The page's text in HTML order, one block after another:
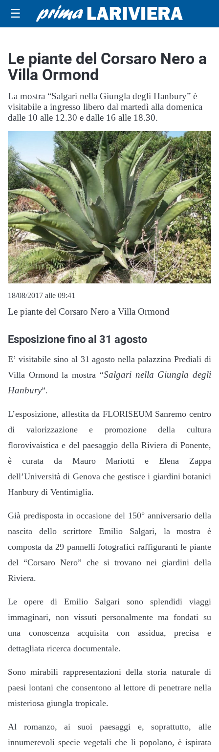
☰
Le piante del Corsaro Nero a
Villa Ormond
La mostra “Salgari nella Giungla degli Hanbury” è
visitabile a ingresso libero dal martedì alla domenica
dalle 10 alle 12.30 e dalle 16 alle 18.30.
18/08/2017 alle 09:41
Le piante del Corsaro Nero a Villa Ormond
Esposizione fino al 31 agosto
E’ visitabile sino al 31 agosto nella palazzina Prediali di
Villa Ormond la mostra “Salgari nella Giungla degli
Hanbury”.
L’esposizione, allestita da FLORISEUM Sanremo centro
di valorizzazione e promozione della cultura
florovivaistica e del paesaggio della Riviera di Ponente,
è curata da Mauro Mariotti e Elena Zappa
dell’Università di Genova che gestisce i giardini botanici
Hanbury di Ventimiglia.
Già predisposta in occasione del 150° anniversario della
nascita dello scrittore Emilio Salgari, la mostra è
composta da 29 pannelli fotografici raffiguranti le piante
del “Corsaro Nero” che si trovano nei giardini della
Riviera.
Le opere di Emilio Salgari sono splendidi viaggi
immaginari, non vissuti personalmente ma fondati su
una conoscenza acquisita con assidua, precisa e
dettagliata ricerca documentale.
Sono mirabili rappresentazioni della storia naturale di
paesi lontani che consentono al lettore di penetrare nella
misteriosa giungla tropicale.
Al romanzo, ai suoi paesaggi e, soprattutto, alle
innumerevoli specie vegetali che li popolano, è ispirata